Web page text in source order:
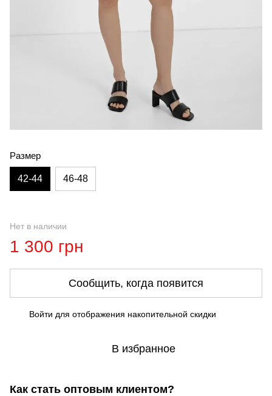
Размер
42-44 46-48
Нет в наличии
1 300 грн
Сообщить, когда появится
Войти для отображения накопительной скидки
В избранное
Как стать оптовым клиентом?